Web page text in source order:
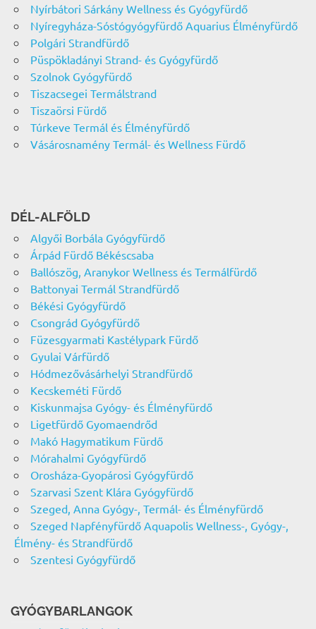
Nyírbátori Sárkány Wellness és Gyógyfürdő
Nyíregyháza-Sóstógyógyfürdő Aquarius Élményfürdő
Polgári Strandfürdő
Püspökladányi Strand- és Gyógyfürdő
Szolnok Gyógyfürdő
Tiszacsegei Termálstrand
Tiszaörsi Fürdő
Túrkeve Termál és Élményfürdő
Vásárosnamény Termál- és Wellness Fürdő
DÉL-ALFÖLD
Algyői Borbála Gyógyfürdő
Árpád Fürdő Békéscsaba
Ballószög, Aranykor Wellness és Termálfürdő
Battonyai Termál Strandfürdő
Békési Gyógyfürdő
Csongrád Gyógyfürdő
Füzesgyarmati Kastélypark Fürdő
Gyulai Várfürdő
Hódmezővásárhelyi Strandfürdő
Kecskeméti Fürdő
Kiskunmajsa Gyógy- és Élményfürdő
Ligetfürdő Gyomaendrőd
Makó Hagymatikum Fürdő
Mórahalmi Gyógyfürdő
Orosháza-Gyopárosi Gyógyfürdő
Szarvasi Szent Klára Gyógyfürdő
Szeged, Anna Gyógy-, Termál- és Élményfürdő
Szeged Napfényfürdő Aquapolis Wellness-, Gyógy-,
Élmény- és Strandfürdő
Szentesi Gyógyfürdő
GYÓGYBARLANGOK